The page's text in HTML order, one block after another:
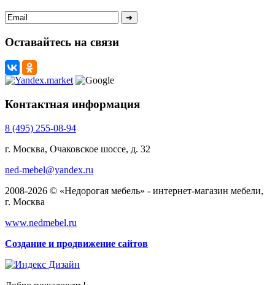
Оставайтесь на связи
Контактная информация
8 (495) 255-08-94
г. Москва, Очаковское шоссе, д. 32
ned-mebel@yandex.ru
2008-2026 © «Недорогая мебель» - интернет-магазин мебели,
г. Москва
www.nedmebel.ru
Создание и продвижение сайтов